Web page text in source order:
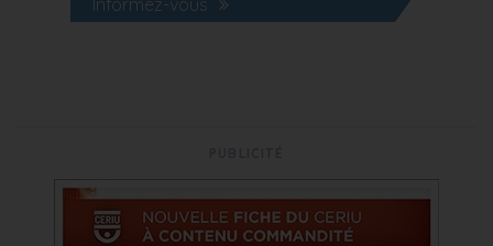
Informez-vous